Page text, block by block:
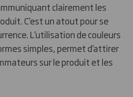
clairement les
C’est un atout pour se
L’utilisation de couleurs
simples, permet d’attirer
sur le produit et les